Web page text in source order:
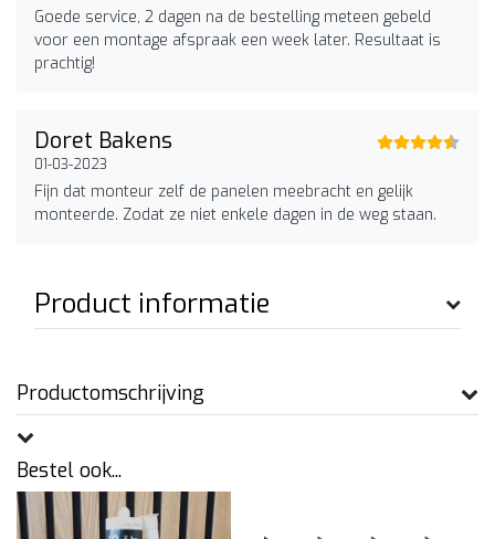
Goede service, 2 dagen na de bestelling meteen gebeld
voor een montage afspraak een week later. Resultaat is
prachtig!
Doret Bakens
01-03-2023
Fijn dat monteur zelf de panelen meebracht en gelijk
monteerde. Zodat ze niet enkele dagen in de weg staan.
Product informatie
Productomschrijving
Bestel ook...